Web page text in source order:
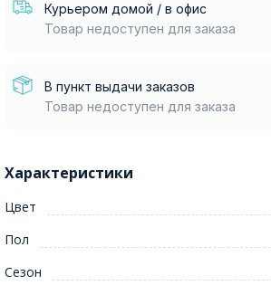
Курьером домой / в офис
Товар недоступен для заказа
В пункт выдачи заказов
Товар недоступен для заказа
Характеристики
Цвет
Пол
Сезон